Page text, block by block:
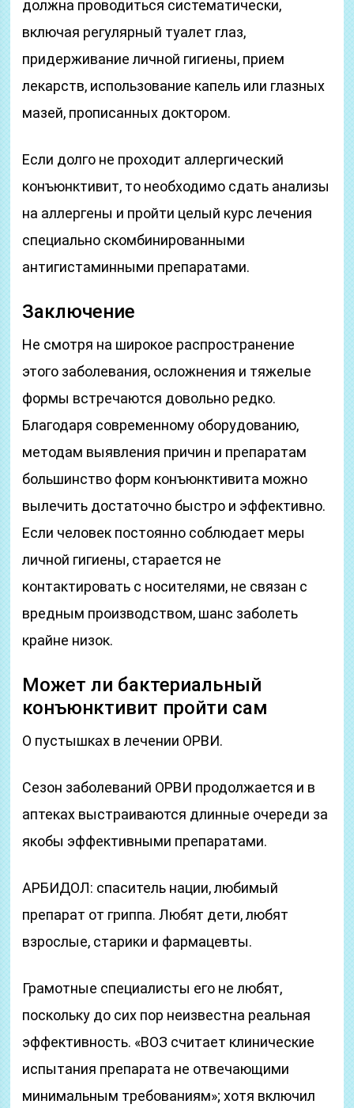
должна проводиться систематически,
включая регулярный туалет глаз,
придерживание личной гигиены, прием
лекарств, использование капель или глазных
мазей, прописанных доктором.
Если долго не проходит аллергический
конъюнктивит, то необходимо сдать анализы
на аллергены и пройти целый курс лечения
специально скомбинированными
антигистаминными препаратами.
Заключение
Не смотря на широкое распространение
этого заболевания, осложнения и тяжелые
формы встречаются довольно редко.
Благодаря современному оборудованию,
методам выявления причин и препаратам
большинство форм конъюнктивита можно
вылечить достаточно быстро и эффективно.
Если человек постоянно соблюдает меры
личной гигиены, старается не
контактировать с носителями, не связан с
вредным производством, шанс заболеть
крайне низок.
Может ли бактериальный
конъюнктивит пройти сам
О пустышках в лечении ОРВИ.
Сезон заболеваний ОРВИ продолжается и в
аптеках выстраиваются длинные очереди за
якобы эффективными препаратами.
АРБИДОЛ: спаситель нации, любимый
препарат от гриппа. Любят дети, любят
взрослые, старики и фармацевты.
Грамотные специалисты его не любят,
поскольку до сих пор неизвестна реальная
эффективность. «ВОЗ считает клинические
испытания препарата не отвечающими
минимальным требованиям»; хотя включил